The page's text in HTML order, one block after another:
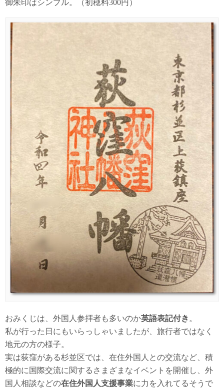
御朱印はシンプル。（初穂料300円）
おみくじは、外国人参拝者も多いのか英語表記付き 。
私が行った日にもいらっしゃいましたが、旅行者ではなく
地元の方の様子。
実は荻窪がある杉並区では、在住外国人との交流など、積
極的に国際交流に関するさまざまなイベントを開催し、外
国人相談などの在住外国人支援事業に力を入れてるそうで